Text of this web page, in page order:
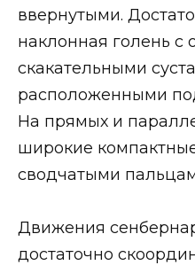
ввернутыми.
наклонная голень с
скакательными
расположенными
На прямых и
широкие
сводчатыми
Движения
достаточно